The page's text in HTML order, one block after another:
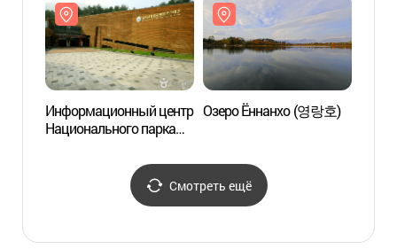
Информационный центр
Национального парка
Озеро Ённанхо (영랑호)
Смотреть ещё